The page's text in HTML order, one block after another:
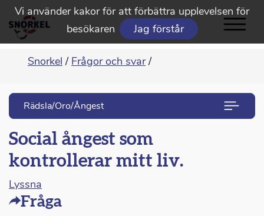
Vi använder kakor för att förbättra upplevelsen för
besökaren
Jag förstår
Snorkel / Frågor och svar /
Rädsla/Oro/Ångest
Social ångest som
kontrollerar mitt liv.
Lyssna
Fråga